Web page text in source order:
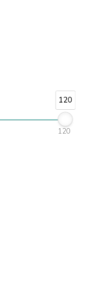
opciones
120
120